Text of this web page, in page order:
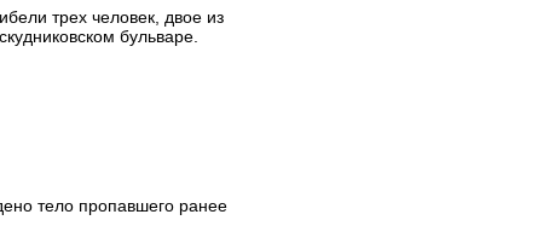
трех человек, двое из
бульваре.
тело пропавшего ранее